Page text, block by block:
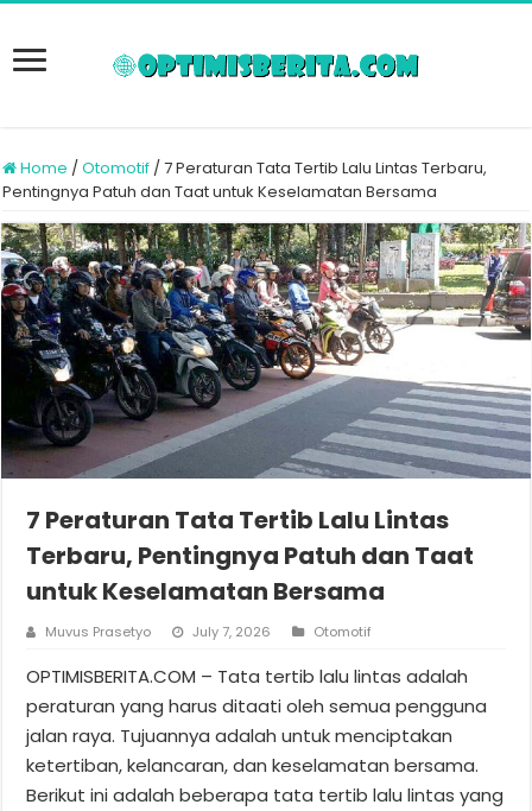
Home /Otomotif /7 Peraturan Tata Tertib Lalu Lintas Terbaru,
Pentingnya Patuh dan Taat untuk Keselamatan Bersama
7 Peraturan Tata Tertib Lalu Lintas
Terbaru, Pentingnya Patuh dan Taat
untuk Keselamatan Bersama
Muvus Prasetyo July 7, 2026 Otomotif
OPTIMISBERITA.COM – Tata tertib lalu lintas adalah
peraturan yang harus ditaati oleh semua pengguna
jalan raya. Tujuannya adalah untuk menciptakan
ketertiban, kelancaran, dan keselamatan bersama.
Berikut ini adalah beberapa tata tertib lalu lintas yang